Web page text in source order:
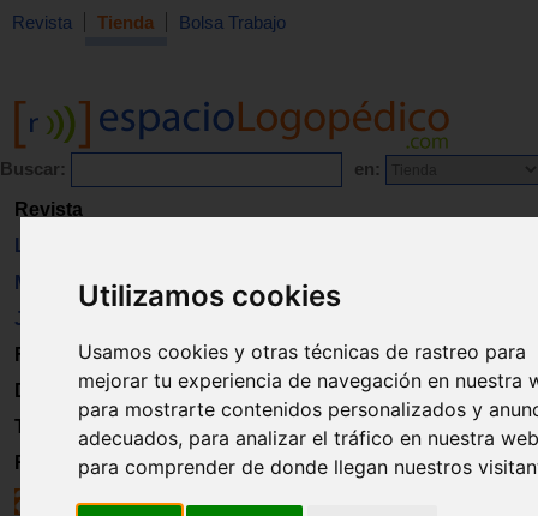
Utilizamos cookies
Usamos cookies y otras técnicas de rastreo para
mejorar tu experiencia de navegación en nuestra
para mostrarte contenidos personalizados y
adecuados, para analizar el tráfico en nuestra
para comprender de donde llegan nuestros
Revista Tienda Bolsa Trabajo
Buscar: en:
Revista
Libros
Material
Juguetes
Formación
Directorio
Trabajo
Registro